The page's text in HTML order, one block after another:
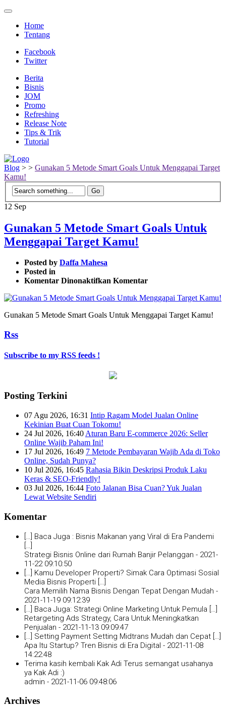
Home
Tentang
Facebook
Twitter
Berita
Bisnis
JOM
Promo
Refreshing
Release Note
Tips & Trik
Tutorial
Blog > > Gunakan 5 Metode Smart Goals Untuk Menggapai Target
Kamu!
12 Sep
Gunakan 5 Metode Smart Goals Untuk
Menggapai Target Kamu!
Posted by Daffa Mahesa
Posted in
Komentar Dinonaktifkan pada
5
Smart
Komentar
Gunakan 5 Metode Smart Goals Untuk Menggapai Target Kamu!
Rss
Subscribe to my RSS feeds !
Posting Terkini
07 Agu 2026, 16:31 Intip Ragam Model Jualan Online
Kekinian Buat Cuan Tokomu!
24 Jul 2026, 16:40 Aturan Baru E-commerce 2026: Seller
Online Wajib Paham Ini!
17 Jul 2026, 16:49 7 Metode Pembayaran Wajib Ada di Toko
Online, Sudah Punya?
10 Jul 2026, 16:45 Rahasia Bikin Deskripsi Produk Laku
Keras & SEO-Friendly!
03 Jul 2026, 16:44 Foto Jalanan Bisa Cuan? Yuk Jualan
Lewat Website Sendiri
Komentar
[…] Baca Juga : Bisnis Makanan yang Viral di Era Pandemi
Strategi Bisnis Online dari Rumah Banjir Pelanggan - 2021-
11-22 09:10:50
[…] Kamu Developer Properti? Simak Cara Optimasi Sosial
Media Bisnis Properti […]
Cara Memilih Nama Bisnis Dengan Tepat Dengan Mudah -
2021-11-19 09:12:39
[…] Baca Juga: Strategi Online Marketing Untuk Pemula […]
Retargeting Ads Strategy, Cara Untuk Meningkatkan
Penjualan - 2021-11-13 09:09:47
[…] Setting Payment Setting Midtrans Mudah dan Cepat […]
Apa Itu Startup? Tren Bisnis di Era Digital - 2021-11-08
14:22:48
Terima kasih kembali Kak Adi Terus semangat usahanya
ya Kak Adi :)
admin - 2021-11-06 09:48:06
Archives